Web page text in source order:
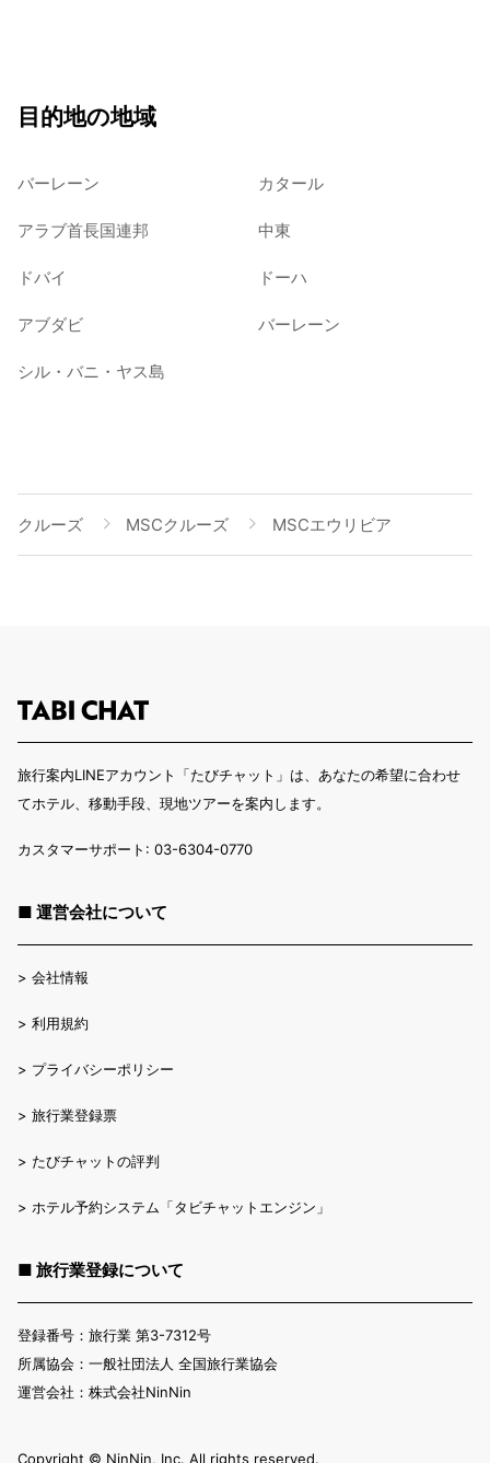
目的地の地域
バーレーン カタール
アラブ首長国連邦 中東
ドバイ ドーハ
アブダビ バーレーン
シル・バニ・ヤス島
クルーズ MSCクルーズ MSCエウリビア
旅行案内LINEアカウント「たびチャット」は、あなたの希望に合わせ
てホテル、移動手段、現地ツアーを案内します。
カスタマーサポート: 03-6304-0770
■ 運営会社について
> 会社情報
> 利用規約
> プライバシーポリシー
> 旅行業登録票
> たびチャットの評判
> ホテル予約システム「タビチャットエンジン」
■ 旅行業登録について
登録番号：旅行業 第3-7312号
所属協会：一般社団法人 全国旅行業協会
運営会社：株式会社NinNin
Copyright ©︎ NinNin, Inc. All rights reserved.